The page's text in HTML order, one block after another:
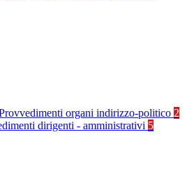
organi indirizzo-politico 2
dirigenti - amministrativi 5